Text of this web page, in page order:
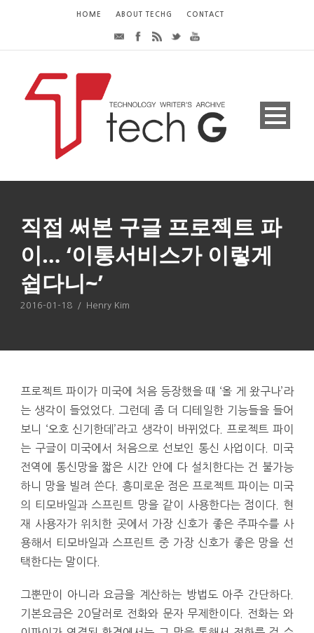
HOME ABOUT TECHG CONTACT
직접 써본 구글 프로젝트 파
이… ‘이통서비스가 이렇게
쉽다니~’
2016-01-18 / Henry Kim
프로젝트 파이가 미국에 처음 등장했을 때 ‘올 게 왔구나’라
는 생각이 들었었다. 그런데 좀 더 디테일한 기능들을 들어
보니 ‘오호 신기한데’라고 생각이 바뀌었다. 프로젝트 파이
는 구글이 미국에서 처음으로 선보인 통신 사업이다. 미국
전역에 통신망을 짧은 시간 안에 다 설치한다는 건 불가능
하니 망을 빌려 쓴다. 흥미로운 점은 프로젝트 파이는 미국
의 티모바일과 스프린트 망을 같이 사용한다는 점이다. 현
재 사용자가 위치한 곳에서 가장 신호가 좋은 주파수를 사
용해서 티모바일과 스프린트 중 가장 신호가 좋은 망을 선
택한다는 말이다.
그뿐만이 아니라 요금을 계산하는 방법도 아주 간단하다.
기본요금은 20달러로 전화와 문자 무제한이다. 전화는 와